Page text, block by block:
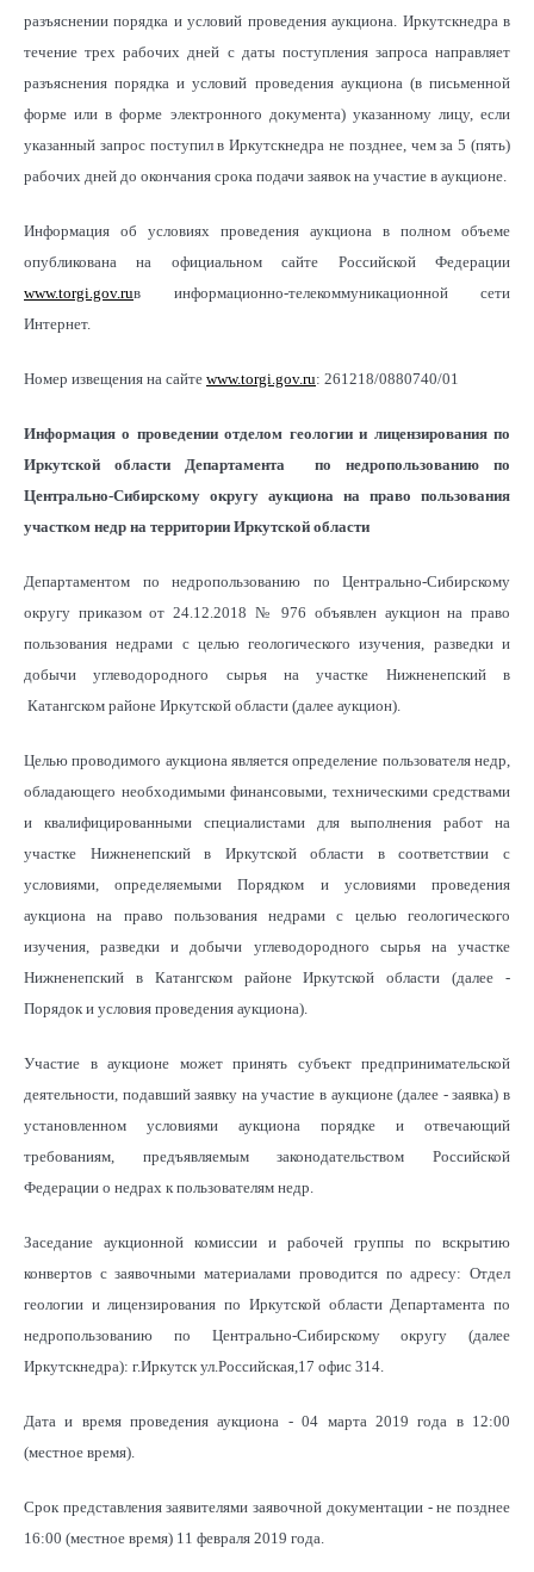
разъяснении порядка и условий проведения аукциона. Иркутскнедра в
течение трех рабочих дней с даты поступления запроса направляет
разъяснения порядка и условий проведения аукциона (в письменной
форме или в форме электронного документа) указанному лицу, если
указанный запрос поступил в Иркутскнедра не позднее, чем за 5 (пять)
рабочих дней до окончания срока подачи заявок на участие в аукционе.
Информация об условиях проведения аукциона в полном объеме
опубликована на официальном сайте Российской Федерации
www.torgi.gov.ruв информационно-телекоммуникационной сети
Интернет.
Номер извещения на сайте www.torgi.gov.ru: 261218/0880740/01
Информация о проведении отделом геологии и лицензирования по
Иркутской области Департамента по недропользованию по
Центрально-Сибирскому округу аукциона на право пользования
участком недр на территории Иркутской области
Департаментом по недропользованию по Центрально-Сибирскому
округу приказом от 24.12.2018 № 976 объявлен аукцион на право
пользования недрами с целью геологического изучения, разведки и
добычи углеводородного сырья на участке Нижненепский в
Катангском районе Иркутской области (далее аукцион).
Целью проводимого аукциона является определение пользователя недр,
обладающего необходимыми финансовыми, техническими средствами
и квалифицированными специалистами для выполнения работ на
участке Нижненепский в Иркутской области в соответствии с
условиями, определяемыми Порядком и условиями проведения
аукциона на право пользования недрами с целью геологического
изучения, разведки и добычи углеводородного сырья на участке
Нижненепский в Катангском районе Иркутской области (далее -
Порядок и условия проведения аукциона).
Участие в аукционе может принять субъект предпринимательской
деятельности, подавший заявку на участие в аукционе (далее - заявка) в
установленном условиями аукциона порядке и отвечающий
требованиям, предъявляемым законодательством Российской
Федерации о недрах к пользователям недр.
Заседание аукционной комиссии и рабочей группы по вскрытию
конвертов с заявочными материалами проводится по адресу: Отдел
геологии и лицензирования по Иркутской области Департамента по
недропользованию по Центрально-Сибирскому округу (далее
Иркутскнедра): г.Иркутск ул.Российская,17 офис 314.
Дата и время проведения аукциона - 04 марта 2019 года в 12:00
(местное время).
Срок представления заявителями заявочной документации - не позднее
16:00 (местное время) 11 февраля 2019 года.